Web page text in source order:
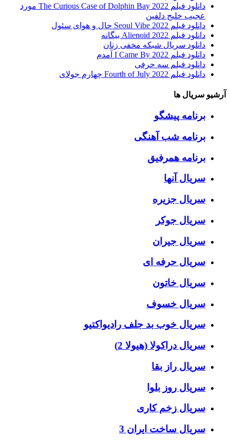
دانلود فیلم The Curious Case of Dolphin Bay 2022 مورد
عجیب خلیج دلفین
دانلود فیلم Seoul Vibe 2022 حال و هوای سئول
دانلود فیلم Alienoid 2022 بیگانه
دانلود سریال شبکه مخفی زنان
دانلود فیلم I Came By 2022 آمدم
دانلود فیلم سه حرفی
دانلود فیلم Fourth of July 2022 چهارم جولای
آرشیو سریال ها
برنامه پیشگو
برنامه شب آهنگی
برنامه همرفیق
سریال آنها
سریال جزیره
سریال جوکر
سریال جیران
سریال حرفه ای
سریال خاتون
سریال خسوف
سریال خوب بد جلف رادیواکتیو
سریال دراکولا (هیولا 2)
سریال راز بقا
سریال روز بلوا
سریال زخم کاری
سریال ساخت ایران 3